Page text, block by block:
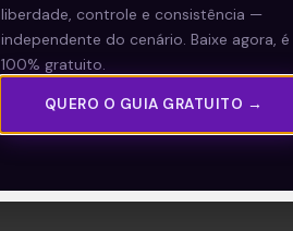
liberdade, controle e consistência —
independente do cenário. Baixe agora, é
100% gratuito.
QUERO O GUIA GRATUITO →